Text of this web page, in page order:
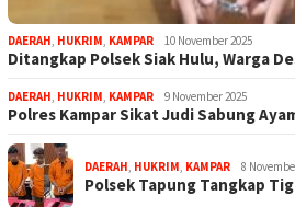
DAERAH, HUKRIM, KAMPAR 10 November 2025
Ditangkap Polsek Siak Hulu, Warga
DAERAH, HUKRIM, KAMPAR 9 November 2025
Polres Kampar Sikat Judi Sabung
DAERAH, HUKRIM, KAMPAR 8
Polsek Tapung Tangkap